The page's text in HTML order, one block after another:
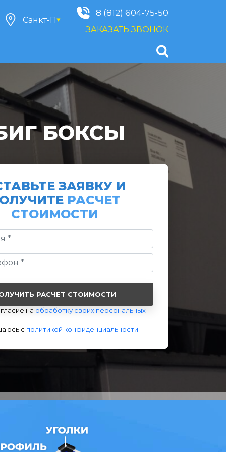
8 (812) 604-75-50
ЗАКАЗАТЬ ЗВОНОК
БОКСЫ
ЗАЯВКУ И
РАСЧЕТ
СТОИМОСТИ
на обработку своих персональных
с политикой конфиденциальности